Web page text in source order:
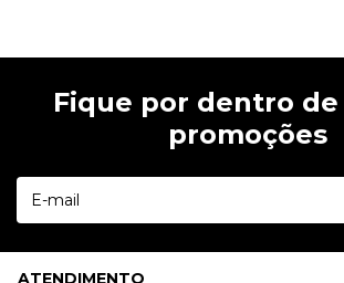
Fique por dentro de
promoções
ATENDIMENTO